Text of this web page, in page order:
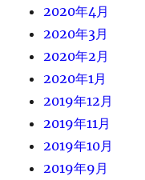
2020年4月
2020年3月
2020年2月
2020年1月
2019年12月
2019年11月
2019年10月
2019年9月